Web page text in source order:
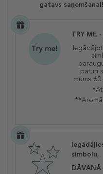
gatavs saņemšanai!
TRY ME
paturi
mums
simbolu,
DĀVANĀ